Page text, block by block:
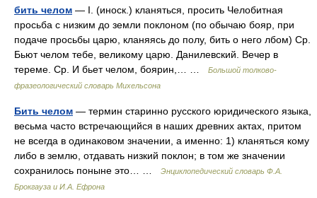
бить челом — I. (иноск.) кланяться, просить Челобитная
просьба с низким до земли поклоном (по обычаю бояр, при
подаче просьбы царю, кланяясь до полу, бить о него лбом) Ср.
Бьют челом тебе, великому царю. Данилевский. Вечер в
тереме. Ср. И бьет челом, боярин,… …
Большой толково-
фразеологический словарь Михельсона
Бить челом — термин старинно русского юридического языка,
весьма часто встречающийся в наших древних актах, притом
не всегда в одинаковом значении, а именно: 1) кланяться кому
либо в землю, отдавать низкий поклон; в том же значении
сохранилось поныне это… …
Энциклопедический словарь Ф.А.
Брокгауза и И.А. Ефрона